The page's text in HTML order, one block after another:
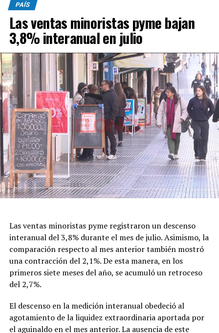
En 2011, la celebración debió trasladarse al 21 de agosto
debido a la coincidencia con las PASO previstas para el
domingo 14. Dos años más tarde, en 2013, quedó
establecido el tercer domingo de agosto como fecha fija,
con el objetivo de evitar coincidencias con jornadas
electorales y brindar mayor previsibilidad a las familias y
los comercios.
El nombre de la celebración también fue motivo de
debate. En 2020, Gabriel Lerner, entonces secretario
Nacional de Niñez, Adolescencia y Familia, había
planteado reemplazar la expresión “Día del Niño” con el
argumento de promover una mirada que contemplara la
diversidad de la niñez.
Con el nuevo decreto, la gestión de Milei decidió
recuperar formalmente la denominación tradicional,
PAÍS
Las ventas minoristas pyme bajan
3,8% interanual en julio
Las ventas minoristas pyme registraron un descenso
interanual del 3,8% durante el mes de julio. Asimismo, la
comparación respecto al mes anterior también mostró
una contracción del 2,1%. De esta manera, en los
primeros siete meses del año, se acumuló un retroceso
del 2,7%.
El descenso en la medición interanual obedeció al
agotamiento de la liquidez extraordinaria aportada por
el aguinaldo en el mes anterior. La ausencia de este